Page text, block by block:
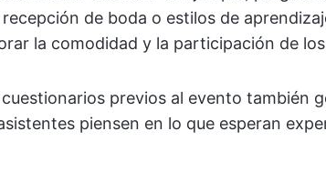
recepción de boda o estilos de
la comodidad y la participación de
previos al evento también
piensen en lo que esperan